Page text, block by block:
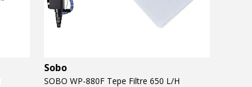
Sobo
SOBO WP-880F Tepe Filtre 650 L/H